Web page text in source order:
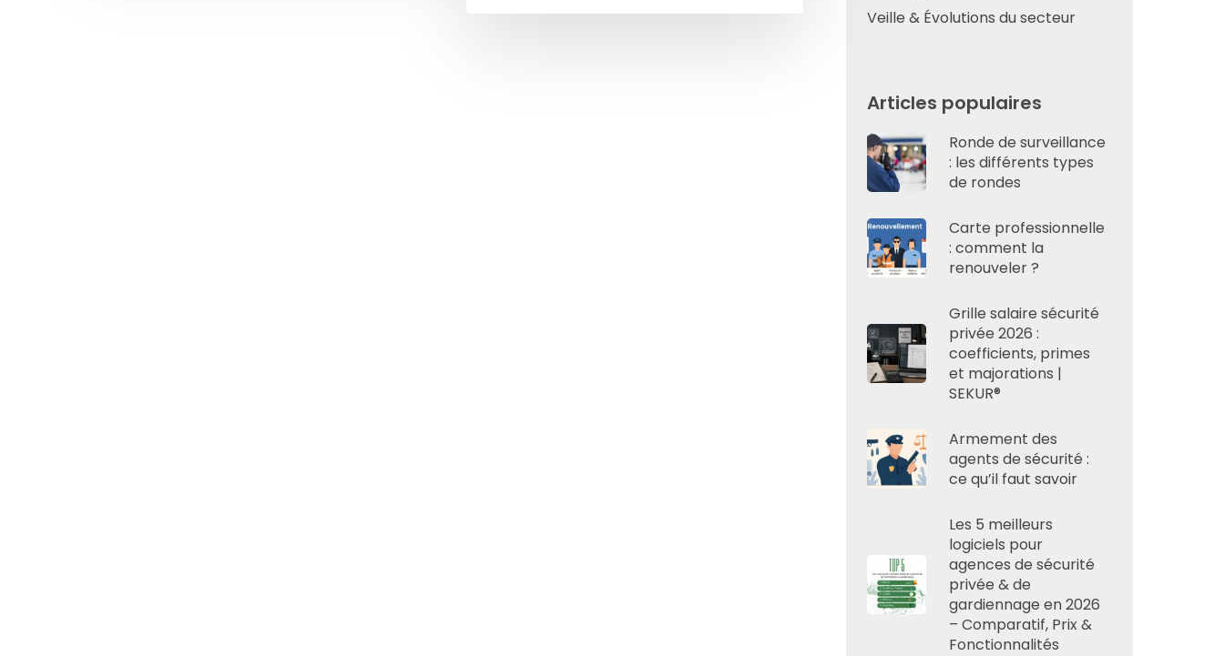
Veille & Évolutions du secteur
Articles populaires
Ronde de surveillance
: les différents types
de rondes
Carte professionnelle
: comment la
renouveler ?
Grille salaire sécurité
privée 2026 :
coefficients, primes
et majorations |
SEKUR®
Armement des
agents de sécurité :
ce qu’il faut savoir
Les 5 meilleurs
logiciels pour
agences de sécurité
privée & de
gardiennage en 2026
– Comparatif, Prix &
Fonctionnalités